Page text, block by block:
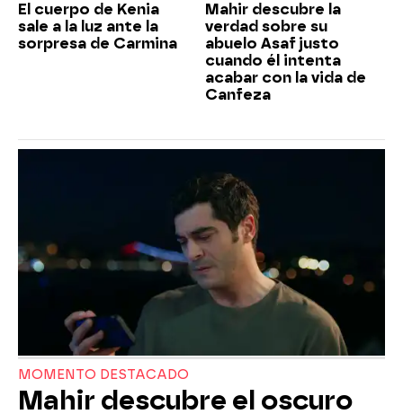
El cuerpo de Kenia
sale a la luz ante la
sorpresa de Carmina
Mahir descubre la
verdad sobre su
abuelo Asaf justo
cuando él intenta
acabar con la vida de
Canfeza
MOMENTO DESTACADO
Mahir descubre el oscuro